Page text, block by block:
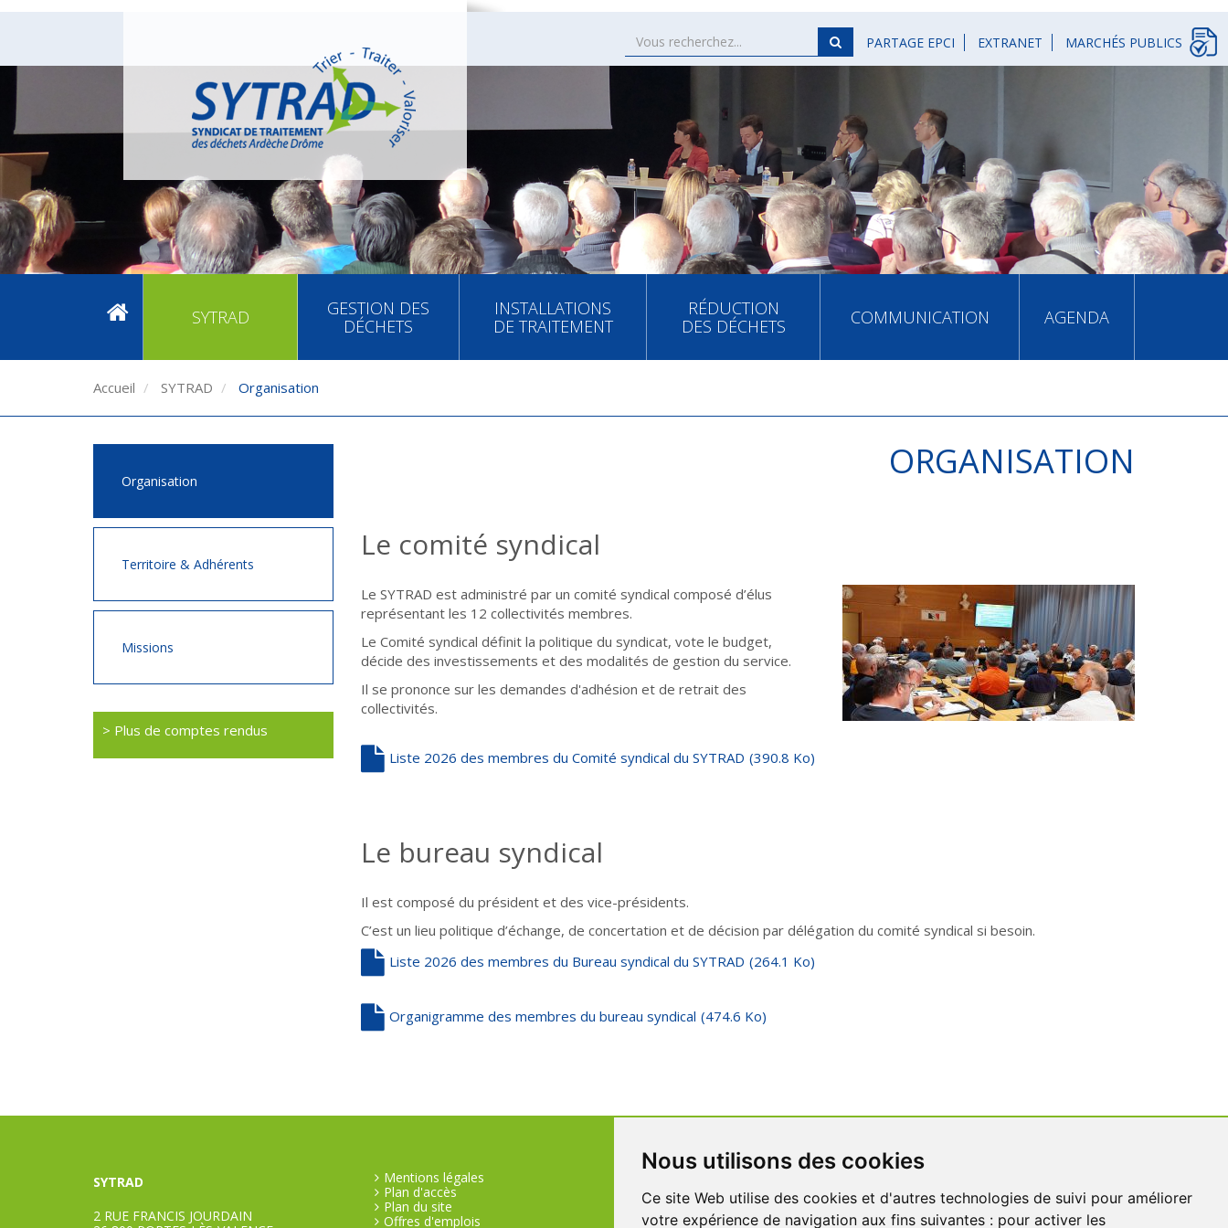
Nous utilisons des cookies
Ce site Web utilise des cookies et d'autres technologies de suivi pour améliorer
votre expérience de navigation aux fins suivantes : pour activer les
PARTAGE EPCI EXTRANET MARCHÉS PUBLICS
SYTRAD
GESTION DES
DÉCHETS
INSTALLATIONS
DE TRAITEMENT
RÉDUCTION
DES DÉCHETS
COMMUNICATION AGENDA
Accueil SYTRAD Organisation
Organisation
Territoire & Adhérents
Missions
> Plus de comptes rendus
ORGANISATION
Le comité syndical
Le SYTRAD est administré par un comité syndical composé d’élus
représentant les 12 collectivités membres.
Le Comité syndical définit la politique du syndicat, vote le budget,
décide des investissements et des modalités de gestion du service.
Il se prononce sur les demandes d'adhésion et de retrait des
collectivités.
Liste 2026 des membres du Comité syndical du SYTRAD (390.8 Ko)
Le bureau syndical
Il est composé du président et des vice-présidents.
C’est un lieu politique d’échange, de concertation et de décision par délégation du comité syndical si besoin.
Liste 2026 des membres du Bureau syndical du SYTRAD (264.1 Ko)
Organigramme des membres du bureau syndical (474.6 Ko)
SYTRAD
2 RUE FRANCIS JOURDAIN
Mentions légales
Plan d'accès
Plan du site
Offres d'emplois
04.75.57.80.00 Contact